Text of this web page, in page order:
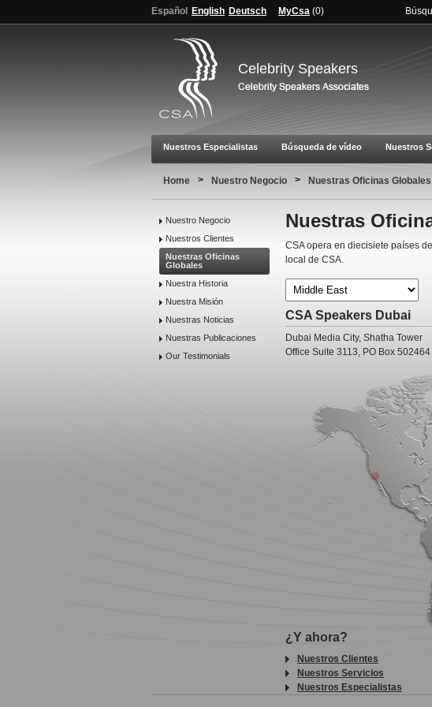
Español English Deutsch MyCsa (0)
Celebrity Speakers
Nuestros Especialistas Búsqueda de vídeo Nuestros
Home > Nuestro Negocio > Nuestras Oficinas Globales
Nuestro Negocio
Nuestros Clientes
Nuestras Oficinas
Globales
Nuestra Historia
Nuestra Misión
Nuestras Noticias
Nuestras Publicaciones
Our Testimonials
Nuestras
CSA opera en diecisiete países
local de CSA.
CSA Speakers Dubai
Dubai Media City, Shatha Tower
Office Suite 3113, PO Box 502464
¿Y ahora?
Nuestros Clientes
Nuestros Servicios
Nuestros Especialistas